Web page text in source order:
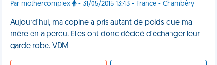
Par mothercomplex - 31/05/2015 13:43 - France - Chambéry
Aujourd'hui, ma copine a pris autant de poids que ma
mère en a perdu. Elles ont donc décidé d'échanger leur
garde robe. VDM